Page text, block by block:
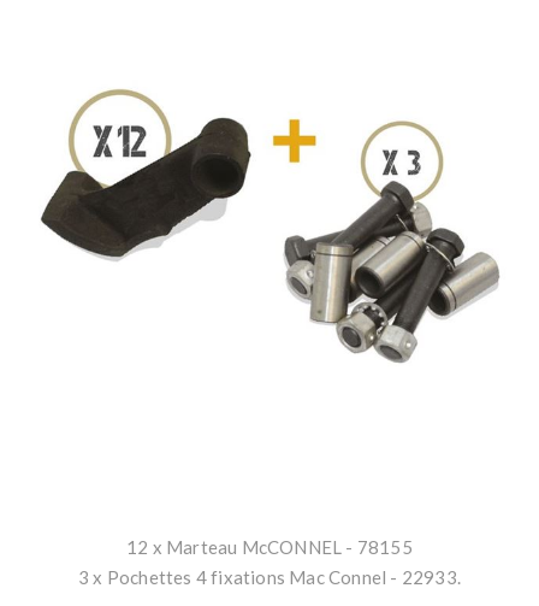
12 x Marteau McCONNEL - 78155
3 x Pochettes 4 fixations Mac Connel - 22933.